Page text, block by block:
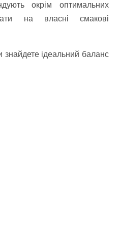
окрім оптимальних
на власні смакові
знайдете ідеальний баланс